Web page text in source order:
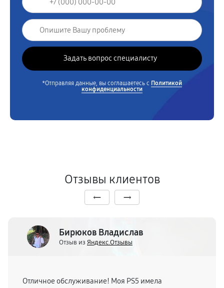
*Отправляя данные, вы соглашаетесь с Политикой
конфиденциальности
Отзывы клиентов
Бирюков Владислав
Отзыв из Яндекс.Отзывы
Отличное обслуживание! Моя PS5 имела